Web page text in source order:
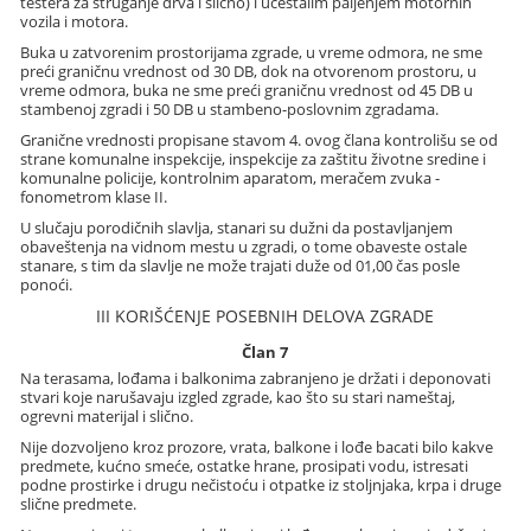
vozila i motora.
Buka u zatvorenim prostorijama zgrade, u vreme odmora, ne sme
preći graničnu vrednost od 30 DB, dok na otvorenom prostoru, u
vreme odmora, buka ne sme preći graničnu vrednost od 45 DB u
stambenoj zgradi i 50 DB u stambeno-poslovnim zgradama.
Granične vrednosti propisane stavom 4. ovog člana kontrolišu se od
strane komunalne inspekcije, inspekcije za zaštitu životne sredine i
komunalne policije, kontrolnim aparatom, meračem zvuka -
fonometrom klase II.
U slučaju porodičnih slavlja, stanari su dužni da postavljanjem
obaveštenja na vidnom mestu u zgradi, o tome obaveste ostale
stanare, s tim da slavlje ne može trajati duže od 01,00 čas posle
ponoći.
III KORIŠĆENJE POSEBNIH DELOVA ZGRADE
Član 7
Na terasama, lođama i balkonima zabranjeno je držati i deponovati
stvari koje narušavaju izgled zgrade, kao što su stari nameštaj,
ogrevni materijal i slično.
Nije dozvoljeno kroz prozore, vrata, balkone i lođe bacati bilo kakve
predmete, kućno smeće, ostatke hrane, prosipati vodu, istresati
podne prostirke i drugu nečistoću i otpatke iz stoljnjaka, krpa i druge
slične predmete.